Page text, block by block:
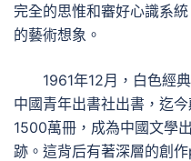
完全的思惟和審好心識系
的藝術想象。
1961年12月，白色經
中國青年出書社出書，迄
1500萬冊，成為中國文學
跡。這背后有著深層的創